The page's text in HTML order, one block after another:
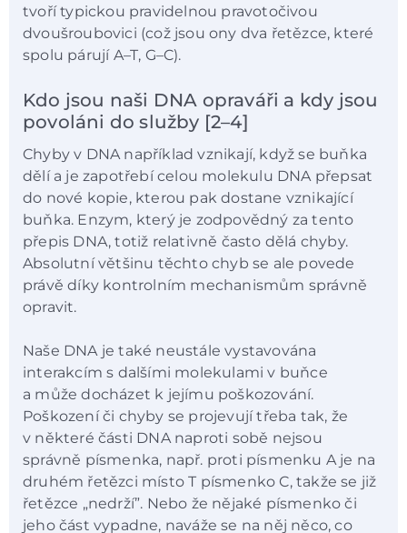
tvoří typickou pravidelnou pravotočivou
dvoušroubovici (což jsou ony dva řetězce, které
spolu párují A–T, G–C).
Kdo jsou naši DNA opraváři a kdy jsou
povoláni do služby [2–4]
Chyby v DNA například vznikají, když se buňka
dělí a je zapotřebí celou molekulu DNA přepsat
do nové kopie, kterou pak dostane vznikající
buňka. Enzym, který je zodpovědný za tento
přepis DNA, totiž relativně často dělá chyby.
Absolutní většinu těchto chyb se ale povede
právě díky kontrolním mechanismům správně
opravit.
Naše DNA je také neustále vystavována
interakcím s dalšími molekulami v buňce
a může docházet k jejímu poškozování.
Poškození či chyby se projevují třeba tak, že
v některé části DNA naproti sobě nejsou
správně písmenka, např. proti písmenku A je na
druhém řetězci místo T písmenko C, takže se již
řetězce „nedrží”. Nebo že nějaké písmenko či
jeho část vypadne, naváže se na něj něco, co